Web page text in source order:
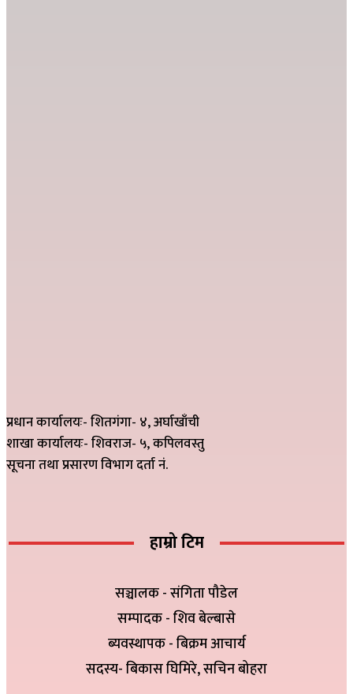
प्रधान कार्यालयः- शितगंगा- ४, अर्घाखाँची
शाखा कार्यालयः- शिवराज- ५, कपिलवस्तु
सूचना तथा प्रसारण विभाग दर्ता नं.
हाम्रो टिम
सञ्चालक - संगिता पौडेल
सम्पादक - शिव बेल्बासे
ब्यवस्थापक - बिक्रम आचार्य
सदस्य- बिकास घिमिरे, सचिन बोहरा